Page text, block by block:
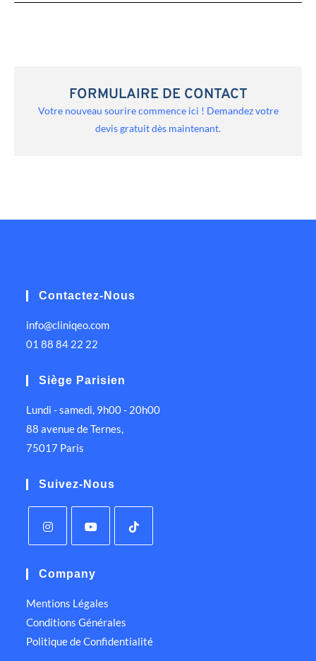
FORMULAIRE DE CONTACT
Votre nouveau sourire commence ici ! Demandez votre
devis gratuit dès maintenant.
Contactez-Nous
info@cliniqeo.com
01 88 84 22 22
Siège Parisien
Lundi - samedi, 9h00 - 20h00
88 avenue de Ternes,
75017 Paris
Suivez-Nous
Company
Mentions Légales
Conditions Générales
Politique de Confidentialité